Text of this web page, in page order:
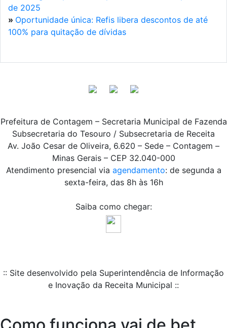
de 2025
» Oportunidade única: Refis libera descontos de até
100% para quitação de dívidas
Prefeitura de Contagem – Secretaria Municipal de Fazenda
Subsecretaria do Tesouro / Subsecretaria de Receita
Av. João Cesar de Oliveira, 6.620 – Sede – Contagem –
Minas Gerais – CEP 32.040-000
Atendimento presencial via agendamento: de segunda a
sexta-feira, das 8h às 16h
Saiba como chegar:
:: Site desenvolvido pela Superintendência de Informação
e Inovação da Receita Municipal ::